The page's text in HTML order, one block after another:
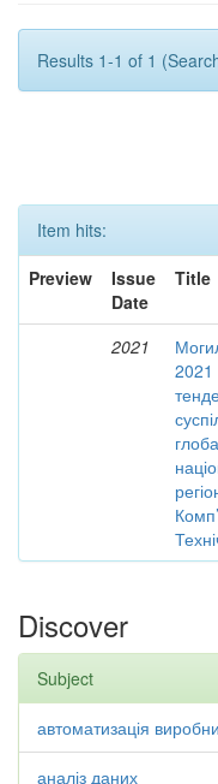
Results 1-1 of 1
Item hits:
Preview
Issue
Date
Title
2021
2021
Discover
Subject
автоматизація
аналіз даних